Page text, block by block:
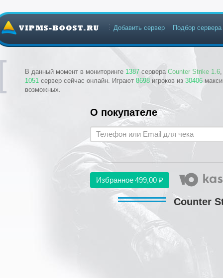
В данный момент в мониторинге 1387 сервера Counter Strike 1.6
1051 сервер сейчас онлайн. Играют 8698 игроков из 30406
возможных.
Добавить сервер Подбор сервера
О покупателе
Избранное499,00 ₽
Counter